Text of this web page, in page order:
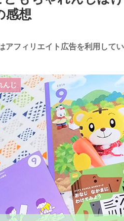
感想
アフィリエイト広告を利用して
んじ